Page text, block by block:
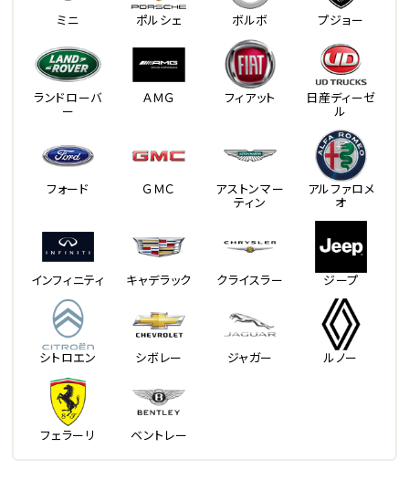
ミニ ポルシェ ボルボ プジョー
ランドローバ
ー
ＡＭＧ フィアット 日産ディーゼ
ル
フォード ＧＭＣ アストンマー
ティン
アルファロメ
オ
インフィニティ キャデラック クライスラー ジープ
シトロエン シボレー ジャガー ルノー
フェラーリ ベントレー